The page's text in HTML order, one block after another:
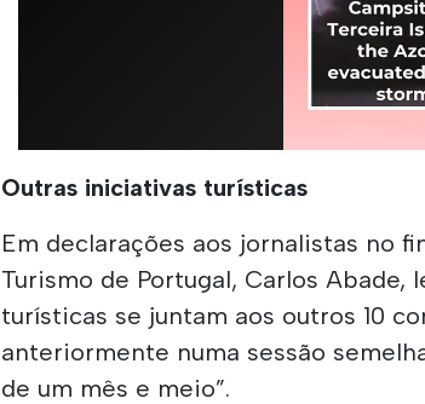
Outras iniciativas turísticas
Em declarações aos jornalistas no
Turismo de Portugal, Carlos Abade,
turísticas se juntam aos outros 10
anteriormente numa sessão
de um mês e meio”.